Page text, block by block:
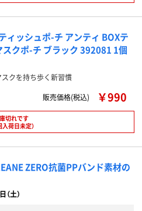
ィッシュポ-チ アンティ BOXテ
クポ-チ ブラック 392081 1個
クを持ち歩く新習慣
販売価格(税込)
￥990
切れです
入荷日未定）
ZERO抗菌PPバンド素材の
土）